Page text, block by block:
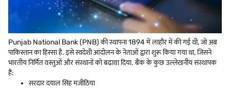
Punjab National Bank (PNB) की स्थापना 1894 में लाहौर में की गई थी, जो अब
पाकिस्तान का हिस्सा है. इसे स्वदेशी आंदोलन के नेताओं द्वारा शुरू किया गया था, जिसने
भारतीय निर्मित वस्तुओं और संस्थानों को बढ़ावा दिया. बैंक के कुछ उल्लेखनीय संस्थापक
हैं:
सरदार दयाल सिंह मजीठिया